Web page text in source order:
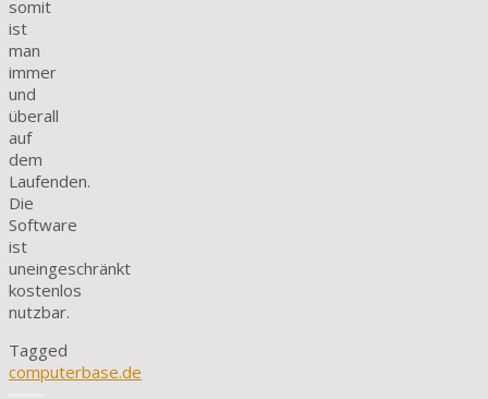
somit
ist
man
immer
und
überall
auf
dem
Laufenden.
Die
Software
ist
uneingeschränkt
kostenlos
nutzbar.
Tagged
computerbase.de